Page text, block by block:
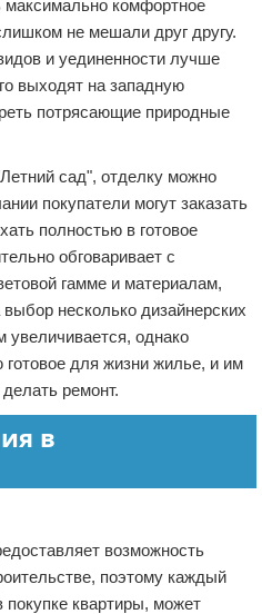
комфортное
не мешали друг другу.
и уединенности лучше
выходят на западную
потрясающие природные
сад", отделку можно
покупатели могут заказать
полностью в готовое
обговаривает с
гамме и материалам,
несколько дизайнерских
увеличивается, однако
для жизни жилье, и им
ремонт.
в
возможность
поэтому каждый
покупке квартиры, может